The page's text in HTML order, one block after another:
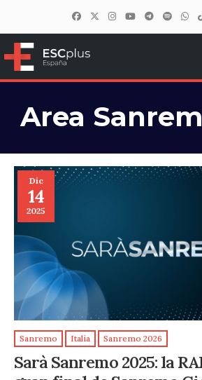
ESCplus España
Area
Dic
14
2025
Sanremo Italia Sanremo 2026
Sarà Sanremo 2025: la